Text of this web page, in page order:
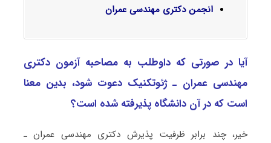
انجمن دکتری مهندسی عمران
آیا در صورتی که داوطلب به مصاحبه آزمون دکتری
ﻣﻬﻨﺪسی ﻋﻤﺮان ـ ژئوتکنیک دعوت شود، بدین معنا
است که در آن دانشگاه پذیرفته شده است؟
خیر، چند برابر ظرفیت پذیرش دکتری ﻣﻬﻨﺪسی ﻋﻤﺮان ـ